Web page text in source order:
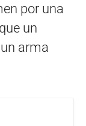
por una
un
arma